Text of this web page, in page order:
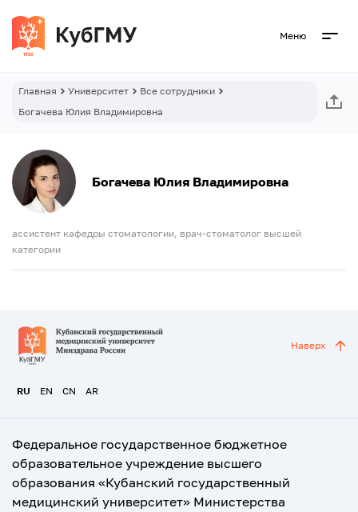
Меню
Главная Университет
Все сотрудники
Богачева Юлия Владимировна
Богачева Юлия Владимировна
ассистент кафедры стоматологии, врач-стоматолог высшей
категории
RU EN CN AR
Наверх
Федеральное государственное бюджетное
образовательное учреждение высшего
образования «Кубанский государственный
медицинский университет» Министерства